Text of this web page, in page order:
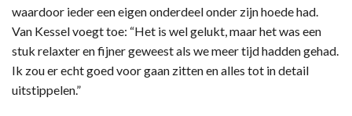
waardoor ieder een eigen onderdeel onder zijn hoede had.
Van Kessel voegt toe: “Het is wel gelukt, maar het was een
stuk relaxter en fijner geweest als we meer tijd hadden gehad.
Ik zou er echt goed voor gaan zitten en alles tot in detail
uitstippelen.”